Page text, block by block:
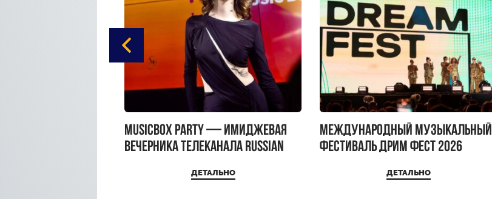
MUSICBOX PARTY — имиджевая
вечерника телеканала RUSSIAN
ДЕТАЛЬНО
Международный музыкальный
фестиваль ДРИМ ФЕСТ 2026
ДЕТАЛЬНО